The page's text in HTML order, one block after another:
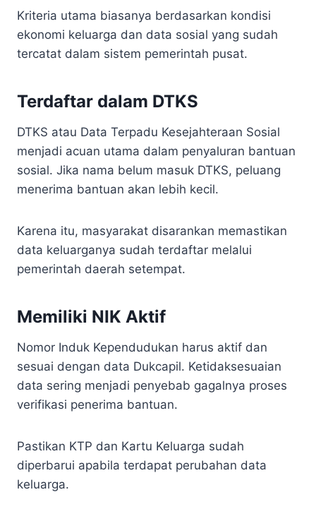
Kriteria utama biasanya berdasarkan kondisi
ekonomi keluarga dan data sosial yang sudah
tercatat dalam sistem pemerintah pusat.
Terdaftar dalam DTKS
DTKS atau Data Terpadu Kesejahteraan Sosial
menjadi acuan utama dalam penyaluran bantuan
sosial. Jika nama belum masuk DTKS, peluang
menerima bantuan akan lebih kecil.
Karena itu, masyarakat disarankan memastikan
data keluarganya sudah terdaftar melalui
pemerintah daerah setempat.
Memiliki NIK Aktif
Nomor Induk Kependudukan harus aktif dan
sesuai dengan data Dukcapil. Ketidaksesuaian
data sering menjadi penyebab gagalnya proses
verifikasi penerima bantuan.
Pastikan KTP dan Kartu Keluarga sudah
diperbarui apabila terdapat perubahan data
keluarga.